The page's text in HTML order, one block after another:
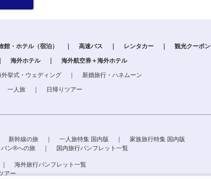
館・ホテル（宿泊） 高速バス レンタカー 観光クーポン
海外ホテル 海外航空券＋海外ホテル
外挙式・ウェディング 新婚旅行・ハネムーン
一人旅 日帰りツアー
新幹線の旅 一人旅特集 国内版
家族旅行特集 国内版
ン®への旅 国内旅行パンフレット一覧
海外旅行パンフレット一覧
アー